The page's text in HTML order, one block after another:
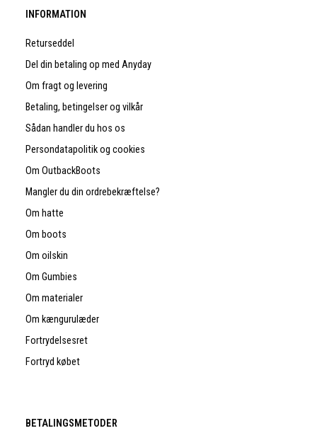
INFORMATION
Returseddel
Del din betaling op med Anyday
Om fragt og levering
Betaling, betingelser og vilkår
Sådan handler du hos os
Persondatapolitik og cookies
Om OutbackBoots
Mangler du din ordrebekræftelse?
Om hatte
Om boots
Om oilskin
Om Gumbies
Om materialer
Om kængurulæder
Fortrydelsesret
Fortryd købet
BETALINGSMETODER